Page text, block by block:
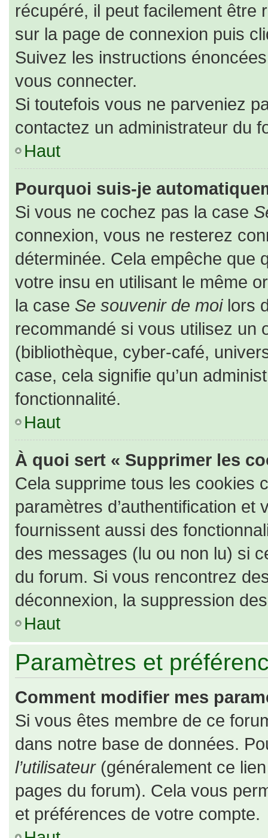
récupéré, il peut facilement être
sur la page de connexion puis
Suivez les instructions
vous connecter.
Si toutefois vous ne parveniez
contactez un administrateur du
Haut
Pourquoi suis-je
Si vous ne cochez pas la case
connexion, vous ne resterez
déterminée. Cela empêche que
votre insu en utilisant le même
la case Se souvenir de moilors
recommandé si vous utilisez un
(bibliothèque, cyber-café,
case, cela signifie qu’un
fonctionnalité.
Haut
À quoi sert « Supprimer les
Cela supprime tous les cookies
paramètres d’authentification
fournissent aussi des
des messages (lu ou non lu) si
du forum. Si vous rencontrez
déconnexion, la suppression
Haut
Paramètres et
Comment modifier mes
Si vous êtes membre de ce
dans notre base de données.
l’utilisateur(généralement ce
pages du forum). Cela vous
et préférences de votre compte.